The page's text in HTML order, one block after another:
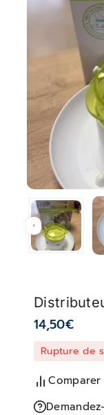
14,50€
Rupture de
Comparer